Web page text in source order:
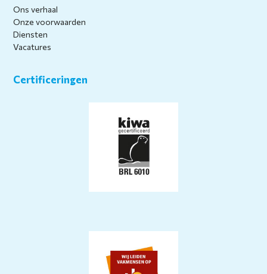
Ons verhaal
Onze voorwaarden
Diensten
Vacatures
Certificeringen